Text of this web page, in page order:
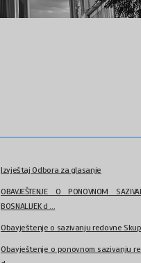
Izvještaj Odbora za glasanje
OBAVJEŠTENJE O PONOVNOM
BOSNALIJEK d ...
Obavještenje o sazivanju redovne
Obavještenje o ponovnom sazivanju